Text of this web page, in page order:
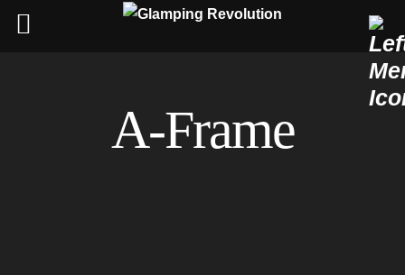
A-Frame